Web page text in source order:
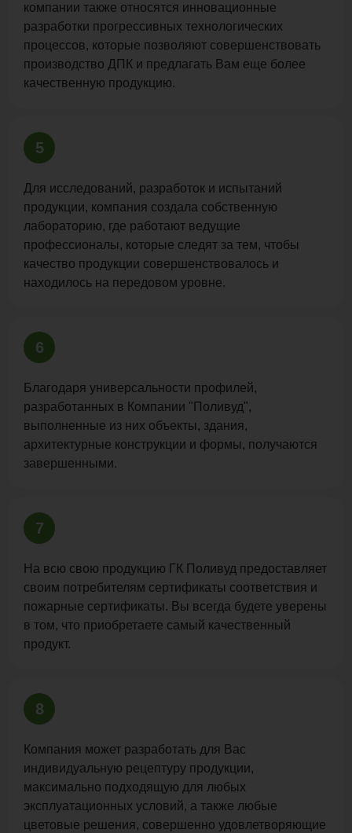
компании также относятся инновационные
разработки прогрессивных технологических
процессов, которые позволяют совершенствовать
производство ДПК и предлагать Вам еще более
качественную продукцию.
5
Для исследований, разработок и испытаний
продукции, компания создала собственную
лабораторию, где работают ведущие
профессионалы, которые следят за тем, чтобы
качество продукции совершенствовалось и
находилось на передовом уровне.
6
Благодаря универсальности профилей,
разработанных в Компании "Поливуд",
выполненные из них объекты, здания,
архитектурные конструкции и формы, получаются
завершенными.
7
На всю свою продукцию ГК Поливуд предоставляет
своим потребителям сертификаты соответствия и
пожарные сертификаты. Вы всегда будете уверены
в том, что приобретаете самый качественный
продукт.
8
Компания может разработать для Вас
индивидуальную рецептуру продукции,
максимально подходящую для любых
эксплуатационных условий, а также любые
цветовые решения, совершенно удовлетворяющие